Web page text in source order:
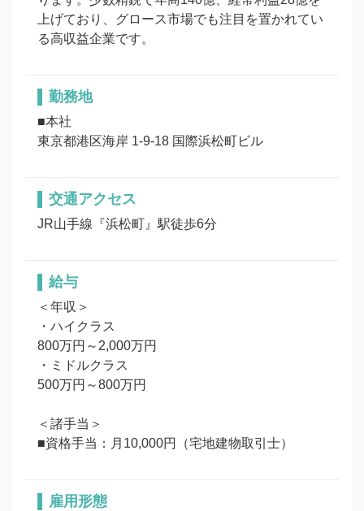
上げており、グロース市場でも注目を置かれてい
る高収益企業です。
勤務地
■本社
東京都港区海岸 1-9-18 国際浜松町ビル
交通アクセス
JR山手線『浜松町』駅徒歩6分
給与
＜年収＞
・ハイクラス
800万円～2,000万円
・ミドルクラス
500万円～800万円
＜諸手当＞
■資格手当：月10,000円（宅地建物取引士）
雇用形態